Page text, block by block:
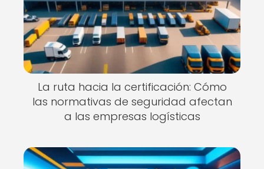
La ruta hacia la certificación: Cómo
las normativas de seguridad afectan
a las empresas logísticas